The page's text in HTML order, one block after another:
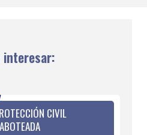
interesar:
CIVIL